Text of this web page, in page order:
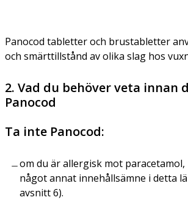
Panocod tabletter och brustabletter
och smärttillstånd av olika slag hos
2. Vad du behöver veta innan
Panocod
Ta inte Panocod:
om du är allergisk mot
något annat innehållsämne i detta
avsnitt 6).